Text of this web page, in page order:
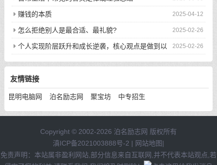
2025-04-12
赚钱的本质
2025-02-26
怎么拒绝别人是最合适、最礼貌?
2025-02-26
个人实现阶层跃升和成长逆袭，核心观点是做到以
下八件事
友情链接
昆明电脑网 泊名励志网 聚宝坊 中专招生
Copyright © 2002-2026 泊名励志网 版权所有
滇ICP备2021003888号-2 | 网站地图|
免责声明：本站属非盈利网站,部分信息来自互联网,并不代表本站观点,若